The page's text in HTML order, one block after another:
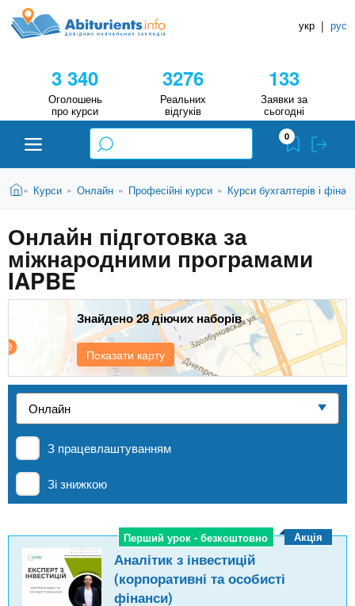
д
A
i
t
u
r
i
e
n
t
s
.
i
n
о
н
к
Н
в
ч
а
л
н
х
а
3 340
Оголошень
про курси
3276
Реальних
відгуків
133
Заявки за
сьогодні
укр | рус
Абітурієнту
ЗВО (ВНЗ)
Курси
Приватні школи
MBA
За кордоном
0
В
т
у
т
Головна
» Курси » Онлайн » Професійні курси » Курси бухгалтерів і
Онлайн підготовка за
міжнародними програмами
IAPBE
Показати карту
Знайдено 28 діючих наборів
З працевлаштуванням
Зі знижкою
Перший урок - безкоштовно
Перший урок - безкоштовно
Аналітик з інвестицій
(корпоративні та особисті
фінанси)
Акція